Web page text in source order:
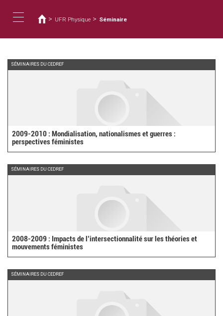
容
navigation
在
這
裡
> UFR Physique > Séminaire
SÉMINAIRES DU CEDREF
2009-2010 : Mondialisation, nationalismes et guerres :
perspectives féministes
SÉMINAIRES DU CEDREF
2008-2009 : Impacts de l’intersectionnalité sur les théories et
mouvements féministes
SÉMINAIRES DU CEDREF